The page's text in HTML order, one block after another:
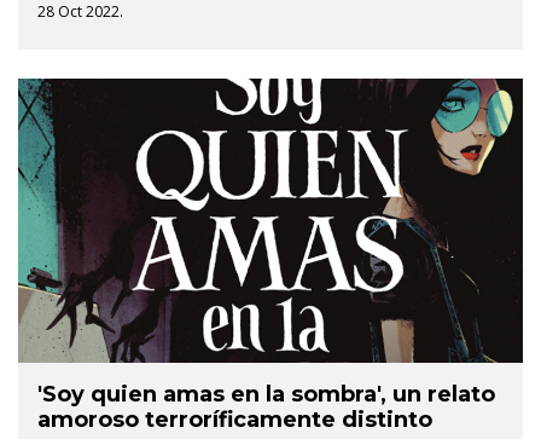
28 Oct 2022.
'Soy quien amas en la sombra', un relato
amoroso terroríficamente distinto